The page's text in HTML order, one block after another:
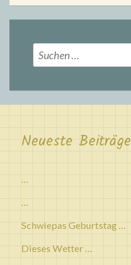
Suchen
nach:
Neueste Beiträge
…
…
Schwiepas Geburtstag …
Dieses Wetter …